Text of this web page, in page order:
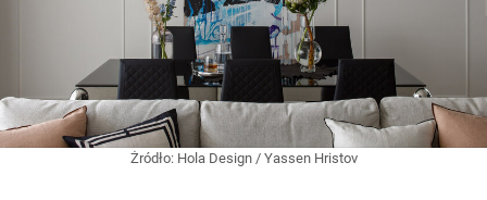
Żródło: Hola Design / Yassen Hristov